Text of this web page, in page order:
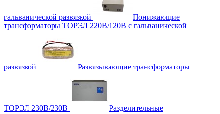
гальванической развязкой
Понижающие
трансформаторы ТОРЭЛ 220В/120В с гальванической
развязкой Развязывающие трансформаторы
ТОРЭЛ 230В/230В Разделительные